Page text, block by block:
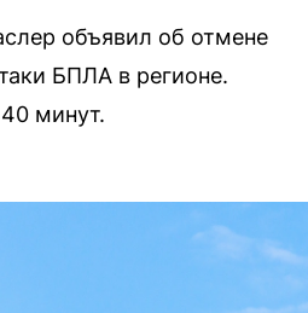
объявил об отмене
БПЛА в регионе.
минут.